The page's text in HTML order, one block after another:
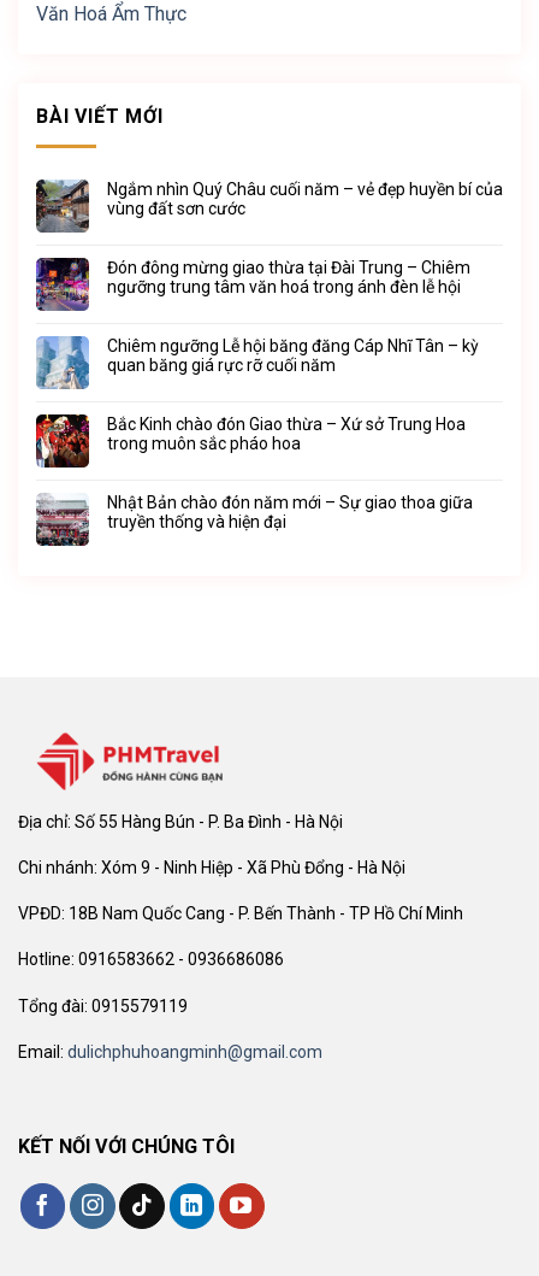
Văn Hoá Ẩm Thực
BÀI VIẾT MỚI
Ngắm nhìn Quý Châu cuối năm – vẻ đẹp huyền bí của
vùng đất sơn cước
Đón đông mừng giao thừa tại Đài Trung – Chiêm
ngưỡng trung tâm văn hoá trong ánh đèn lễ hội
Chiêm ngưỡng Lễ hội băng đăng Cáp Nhĩ Tân – kỳ
quan băng giá rực rỡ cuối năm
Bắc Kinh chào đón Giao thừa – Xứ sở Trung Hoa
trong muôn sắc pháo hoa
Nhật Bản chào đón năm mới – Sự giao thoa giữa
truyền thống và hiện đại
Địa chỉ: Số 55 Hàng Bún - P. Ba Đình - Hà Nội
Chi nhánh: Xóm 9 - Ninh Hiệp - Xã Phù Đổng - Hà Nội
VPĐD: 18B Nam Quốc Cang - P. Bến Thành - TP Hồ Chí Minh
Hotline: 0916583662 - 0936686086
Tổng đài: 0915579119
Email: dulichphuhoangminh@gmail.com
KẾT NỐI VỚI CHÚNG TÔI